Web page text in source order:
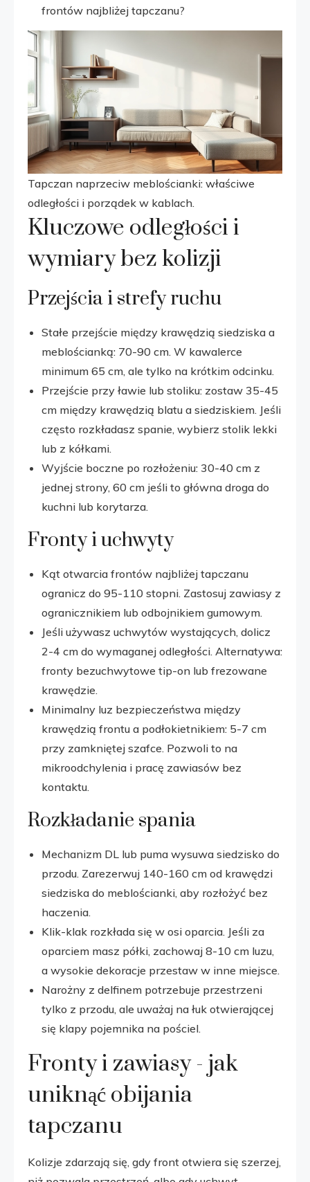
frontów najbliżej tapczanu?
Tapczan naprzeciw meblościanki: właściwe
odległości i porządek w kablach.
Kluczowe odległości i
wymiary bez kolizji
Przejścia i strefy ruchu
Stałe przejście między krawędzią siedziska a
meblościanką: 70-90 cm. W kawalerce
minimum 65 cm, ale tylko na krótkim odcinku.
Przejście przy ławie lub stoliku: zostaw 35-45
cm między krawędzią blatu a siedziskiem. Jeśli
często rozkładasz spanie, wybierz stolik lekki
lub z kółkami.
Wyjście boczne po rozłożeniu: 30-40 cm z
jednej strony, 60 cm jeśli to główna droga do
kuchni lub korytarza.
Fronty i uchwyty
Kąt otwarcia frontów najbliżej tapczanu
ogranicz do 95-110 stopni. Zastosuj zawiasy z
ogranicznikiem lub odbojnikiem gumowym.
Jeśli używasz uchwytów wystających, dolicz
2-4 cm do wymaganej odległości. Alternatywa:
fronty bezuchwytowe tip-on lub frezowane
krawędzie.
Minimalny luz bezpieczeństwa między
krawędzią frontu a podłokietnikiem: 5-7 cm
przy zamkniętej szafce. Pozwoli to na
mikroodchylenia i pracę zawiasów bez
kontaktu.
Rozkładanie spania
Mechanizm DL lub puma wysuwa siedzisko do
przodu. Zarezerwuj 140-160 cm od krawędzi
siedziska do meblościanki, aby rozłożyć bez
haczenia.
Klik-klak rozkłada się w osi oparcia. Jeśli za
oparciem masz półki, zachowaj 8-10 cm luzu,
a wysokie dekoracje przestaw w inne miejsce.
Narożny z delfinem potrzebuje przestrzeni
tylko z przodu, ale uważaj na łuk otwierającej
się klapy pojemnika na pościel.
Fronty i zawiasy - jak
uniknąć obijania
tapczanu
Kolizje zdarzają się, gdy front otwiera się szerzej,